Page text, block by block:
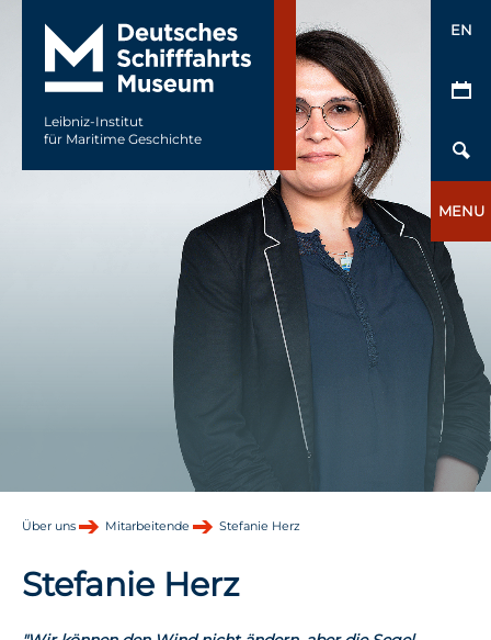
Leibniz-Institut
für Maritime Geschichte
EN
MENU
Über uns Mitarbeitende Stefanie Herz
Stefanie Herz